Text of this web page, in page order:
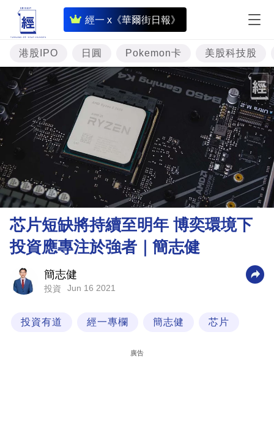
經一 x《華爾街日報》
即
時
財
經
專
題
資
樓
理
財
商
科
港股IPO 日圓 Pokemon卡 美股科技股
芯片短缺將持續至明年 博奕環境下
投資應專注於強者｜簡志健
簡志健
投資 Jun 16 2021
投資有道 經一專欄 簡志健 芯片
廣告